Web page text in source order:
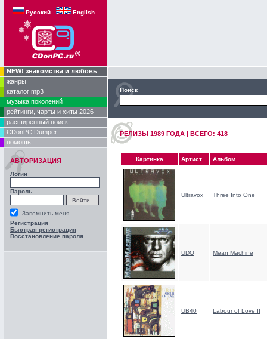
Русский English
NEW! знакомства и любовь
жанры
каталог mp3
музыка поколений
рейтинги, чарты и хиты 2026
расширенный поиск
CDonPC Dumper
помощь
АВТОРИЗАЦИЯ
Логин
Пароль
Запомнить меня
Регистрация
Быстрая регистрация
Восстановление пароля
Поиск
РЕЛИЗЫ 1989 ГОДA | ВСЕГО: 418
Картинка Артист Альбом
Ultravox Three Into One
UDO Mean Machine
UB40 Labour of Love II